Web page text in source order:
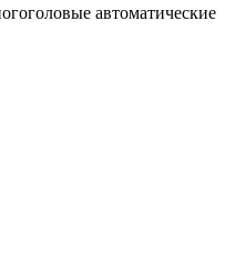
автоматические